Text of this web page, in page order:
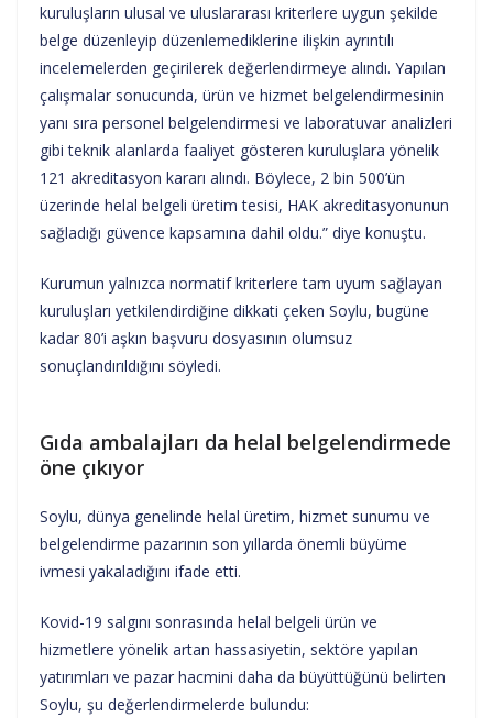
kuruluşların ulusal ve uluslararası kriterlere uygun şekilde
belge düzenleyip düzenlemediklerine ilişkin ayrıntılı
incelemelerden geçirilerek değerlendirmeye alındı. Yapılan
çalışmalar sonucunda, ürün ve hizmet belgelendirmesinin
yanı sıra personel belgelendirmesi ve laboratuvar analizleri
gibi teknik alanlarda faaliyet gösteren kuruluşlara yönelik
121 akreditasyon kararı alındı. Böylece, 2 bin 500’ün
üzerinde helal belgeli üretim tesisi, HAK akreditasyonunun
sağladığı güvence kapsamına dahil oldu.” diye konuştu.
Kurumun yalnızca normatif kriterlere tam uyum sağlayan
kuruluşları yetkilendirdiğine dikkati çeken Soylu, bugüne
kadar 80’i aşkın başvuru dosyasının olumsuz
sonuçlandırıldığını söyledi.
Gıda ambalajları da helal belgelendirmede
öne çıkıyor
Soylu, dünya genelinde helal üretim, hizmet sunumu ve
belgelendirme pazarının son yıllarda önemli büyüme
ivmesi yakaladığını ifade etti.
Kovid-19 salgını sonrasında helal belgeli ürün ve
hizmetlere yönelik artan hassasiyetin, sektöre yapılan
yatırımları ve pazar hacmini daha da büyüttüğünü belirten
Soylu, şu değerlendirmelerde bulundu: